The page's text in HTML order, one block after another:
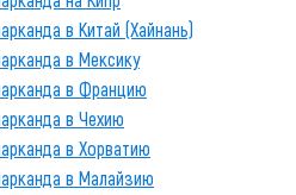
в Китай (Хайнань)
в Мексику
в Францию
в Чехию
в Хорватию
в Малайзию